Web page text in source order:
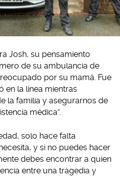
Josh, su pensamiento
de su ambulancia de
por su mamá. Fue
en la línea mientras
la familia y asegurarnos de
médica”.
solo hace falta
y si no puedes hacer
debes encontrar a quien
entre una tragedia y